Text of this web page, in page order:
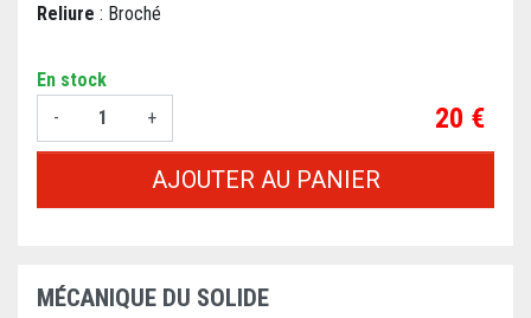
Reliure : Broché
En stock
-
+ Prix
20 €
AJOUTER AU PANIER
MÉCANIQUE DU SOLIDE